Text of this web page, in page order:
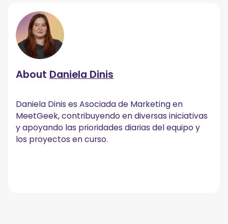
About Daniela Dinis
Daniela Dinis es Asociada de Marketing en
MeetGeek, contribuyendo en diversas iniciativas
y apoyando las prioridades diarias del equipo y
los proyectos en curso.